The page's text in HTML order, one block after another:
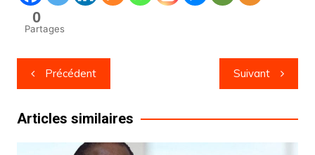
0
Partages
Navigation
de
l’article
Précédent Suivant
Articles similaires